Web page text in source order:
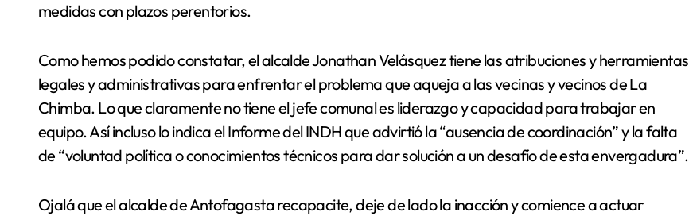
medidas con plazos perentorios.
Como hemos podido constatar, el alcalde Jonathan Velásquez tiene las atribuciones y herramientas
legales y administrativas para enfrentar el problema que aqueja a las vecinas y vecinos de La
Chimba. Lo que claramente no tiene el jefe comunal es liderazgo y capacidad para trabajar en
equipo. Así incluso lo indica el Informe del INDH que advirtió la “ausencia de coordinación” y la falta
de “voluntad política o conocimientos técnicos para dar solución a un desafío de esta envergadura”.
Ojalá que el alcalde de Antofagasta recapacite, deje de lado la inacción y comience a actuar